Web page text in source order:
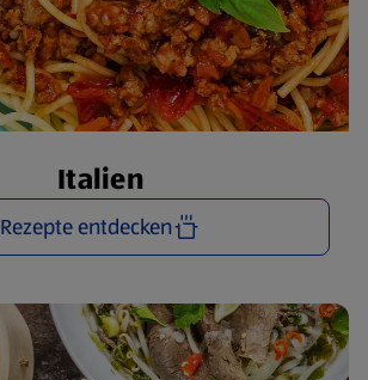
Italien
Rezepte entdecken